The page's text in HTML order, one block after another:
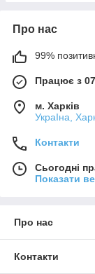
Про нас
99%
Працює з
м. Харків
УкраІна,
Контакти
Сьогодні
Показати
Про нас
Контакти